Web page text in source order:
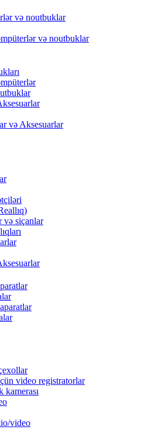
və noutbuklar
və noutbuklar
və Aksesuarlar
və siçanlar
video registratorlar
kamerası
video